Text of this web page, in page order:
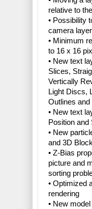
relative to
• Possibility
camera layer
• Minimum
to 16 x 16
• New text
Slices,
Vertically
Light Discs,
Outlines
• New text
Position and
• New
and 3D
• Z-Bias
picture and
sorting
• Optimized
rendering
• New